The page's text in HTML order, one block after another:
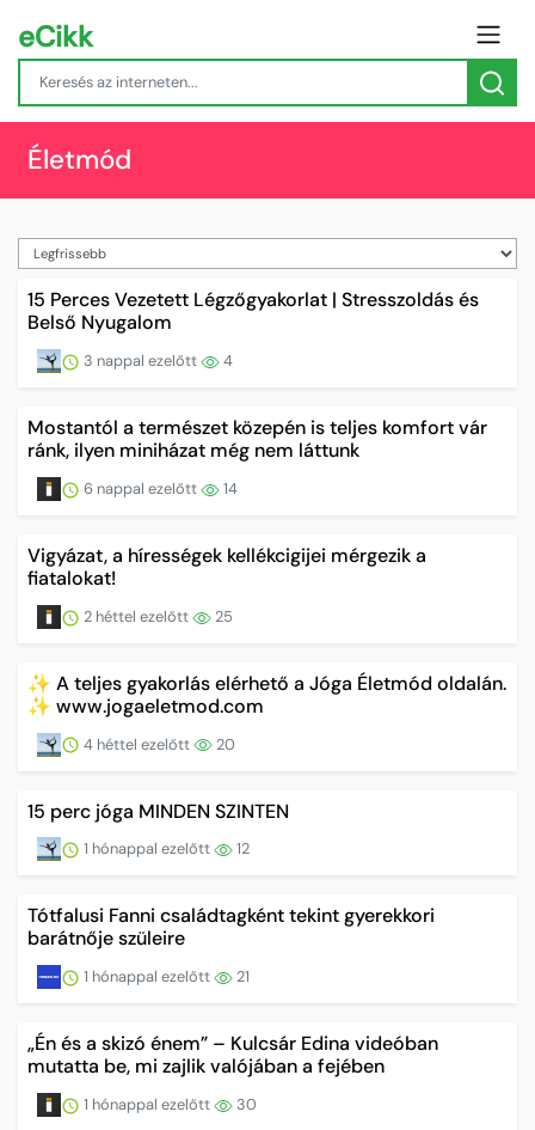
eCikk
Életmód
15 Perces Vezetett Légzőgyakorlat | Stresszoldás és
Belső Nyugalom
3 nappal ezelőtt 4
Mostantól a természet közepén is teljes komfort vár
ránk, ilyen miniházat még nem láttunk
6 nappal ezelőtt 14
Vigyázat, a hírességek kellékcigijei mérgezik a
fiatalokat!
2 héttel ezelőtt 25
✨ A teljes gyakorlás elérhető a Jóga Életmód oldalán.
✨ www.jogaeletmod.com
4 héttel ezelőtt 20
15 perc jóga MINDEN SZINTEN
1 hónappal ezelőtt 12
Tótfalusi Fanni családtagként tekint gyerekkori
barátnője szüleire
1 hónappal ezelőtt 21
„Én és a skizó énem” – Kulcsár Edina videóban
mutatta be, mi zajlik valójában a fejében
1 hónappal ezelőtt 30